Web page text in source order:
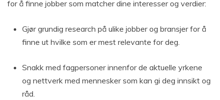
for å finne jobber som matcher dine interesser og verdier:
Gjør grundig research på ulike jobber og bransjer for å
finne ut hvilke som er mest relevante for deg.
Snakk med fagpersoner innenfor de aktuelle yrkene
og nettverk med mennesker som kan gi deg innsikt og
råd.